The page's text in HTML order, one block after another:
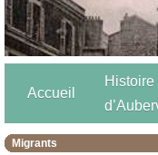
Accueil
Histoire
Migrants